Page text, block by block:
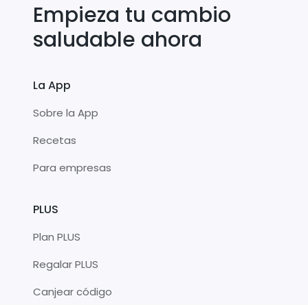
Empieza tu cambio
saludable ahora
La App
Sobre la App
Recetas
Para empresas
PLUS
Plan PLUS
Regalar PLUS
Canjear código